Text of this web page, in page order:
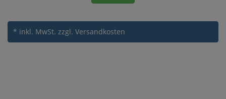
* inkl. MwSt. zzgl. Versandkosten